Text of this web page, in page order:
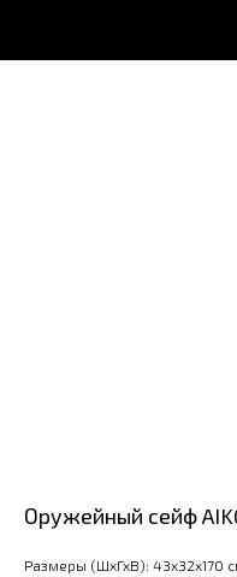
Оружейный сейф
Размеры (ШхГхВ): 43x32x170